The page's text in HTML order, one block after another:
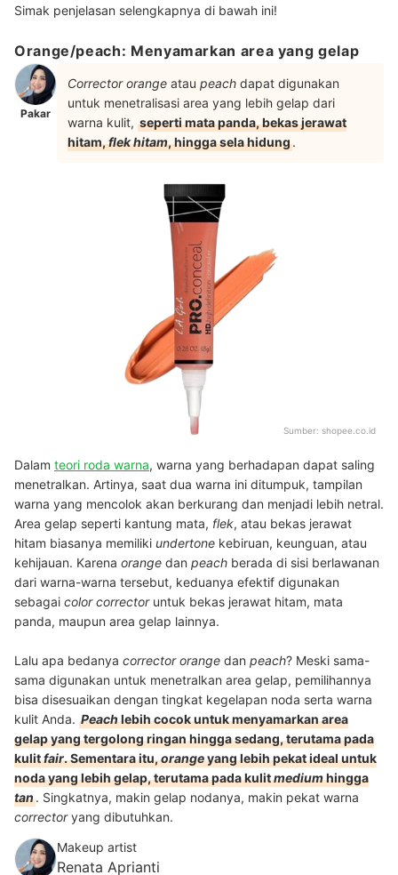
Simak penjelasan selengkapnya di bawah ini!
Orange/peach: Menyamarkan area yang gelap
Pakar
Corrector orange atau peach dapat digunakan
untuk menetralisasi area yang lebih gelap dari
warna kulit, seperti mata panda, bekas jerawat
hitam,flek hitam, hingga sela hidung.
Sumber: shopee.co.id
Dalam teori roda warna, warna yang berhadapan dapat saling
menetralkan. Artinya, saat dua warna ini ditumpuk, tampilan
warna yang mencolok akan berkurang dan menjadi lebih netral.
Area gelap seperti kantung mata, flek, atau bekas jerawat
hitam biasanya memiliki undertone kebiruan, keunguan, atau
kehijauan. Karena orange dan peach berada di sisi berlawanan
dari warna-warna tersebut, keduanya efektif digunakan
sebagai color corrector untuk bekas jerawat hitam, mata
panda, maupun area gelap lainnya.
Lalu apa bedanya corrector orange dan peach? Meski sama-
sama digunakan untuk menetralkan area gelap, pemilihannya
bisa disesuaikan dengan tingkat kegelapan noda serta warna
kulit Anda. Peachlebih cocok untuk menyamarkan area
gelap yang tergolong ringan hingga sedang, terutama pada
kulitfair. Sementara itu,orangeyang lebih pekat ideal untuk
noda yang lebih gelap, terutama pada kulitmediumhingga
tan. Singkatnya, makin gelap nodanya, makin pekat warna
correctoryang dibutuhkan.
Makeup artist
Renata Aprianti